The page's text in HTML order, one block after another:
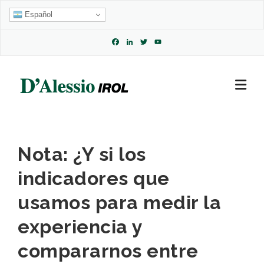
Skip
Español
Facebook
LinkedIn
Twitter
Nota: ¿Y si los
indicadores que
usamos para medir la
experiencia y
compararnos entre